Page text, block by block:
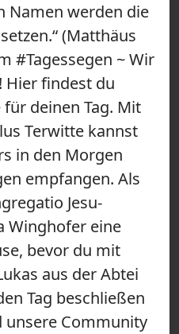
Namen werden die
(Matthäus
#Tagessegen ~ Wir
Hier findest du
deinen Tag. Mit
Terwitte kannst
in den Morgen
empfangen. Als
Jesu-
Winghofer eine
bevor du mit
aus der Abtei
Tag beschließen
unsere Community